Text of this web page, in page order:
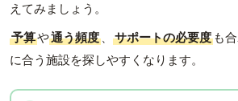
えてみましょう。
予算や通う頻度 、 サポートの必要度 も
に合う施設を探しやすくなります。